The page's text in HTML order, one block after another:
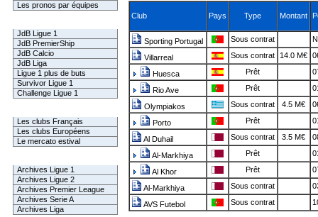
Les pronos par équipes
JdB Ligue 1
JdB PremierShip
JdB Calcio
JdB Liga
Ligue 1 plus de buts
Survivor Ligue 1
Challenge Ligue 1
Les clubs Français
Les clubs Européens
Le mercato estival
Archives Ligue 1
Archives Ligue 2
Archives Premier League
Archives Serie A
Archives Liga
Club Pays Type Montant
Sporting Portugal Sous contrat
Villarreal Sous contrat 14.0 M€
Huesca Prêt
Rio Ave Prêt
Olympiakos Sous contrat 4.5 M€
Porto Prêt
Al Duhail Sous contrat 3.5 M€
Al-Markhiya Prêt
Al Khor Prêt
Al-Markhiya Sous contrat
AVS Futebol Sous contrat